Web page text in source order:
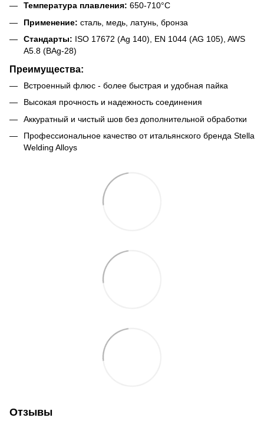
Температура плавления: 650-710°C
Применение: сталь, медь, латунь, бронза
Стандарты: ISO 17672 (Ag 140), EN 1044 (AG 105), AWS
A5.8 (BAg-28)
Преимущества:
Встроенный флюс - более быстрая и удобная пайка
Высокая прочность и надежность соединения
Аккуратный и чистый шов без дополнительной обработки
Профессиональное качество от итальянского бренда Stella
Welding Alloys
Отзывы